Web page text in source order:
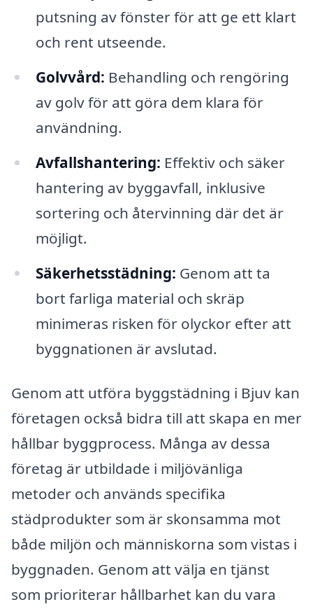
putsning av fönster för att ge ett klart
och rent utseende.
Golvvård: Behandling och rengöring
av golv för att göra dem klara för
användning.
Avfallshantering: Effektiv och säker
hantering av byggavfall, inklusive
sortering och återvinning där det är
möjligt.
Säkerhetsstädning: Genom att ta
bort farliga material och skräp
minimeras risken för olyckor efter att
byggnationen är avslutad.
Genom att utföra byggstädning i Bjuv kan
företagen också bidra till att skapa en mer
hållbar byggprocess. Många av dessa
företag är utbildade i miljövänliga
metoder och används specifika
städprodukter som är skonsamma mot
både miljön och människorna som vistas i
byggnaden. Genom att välja en tjänst
som prioriterar hållbarhet kan du vara